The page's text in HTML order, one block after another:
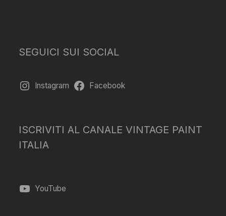
SEGUICI SUI SOCIAL
Instagram Facebook
ISCRIVITI AL CANALE VINTAGE PAINT
ITALIA
YouTube